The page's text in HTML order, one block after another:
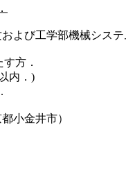
よび工学部機械シス
方．
内．)
小金井市）